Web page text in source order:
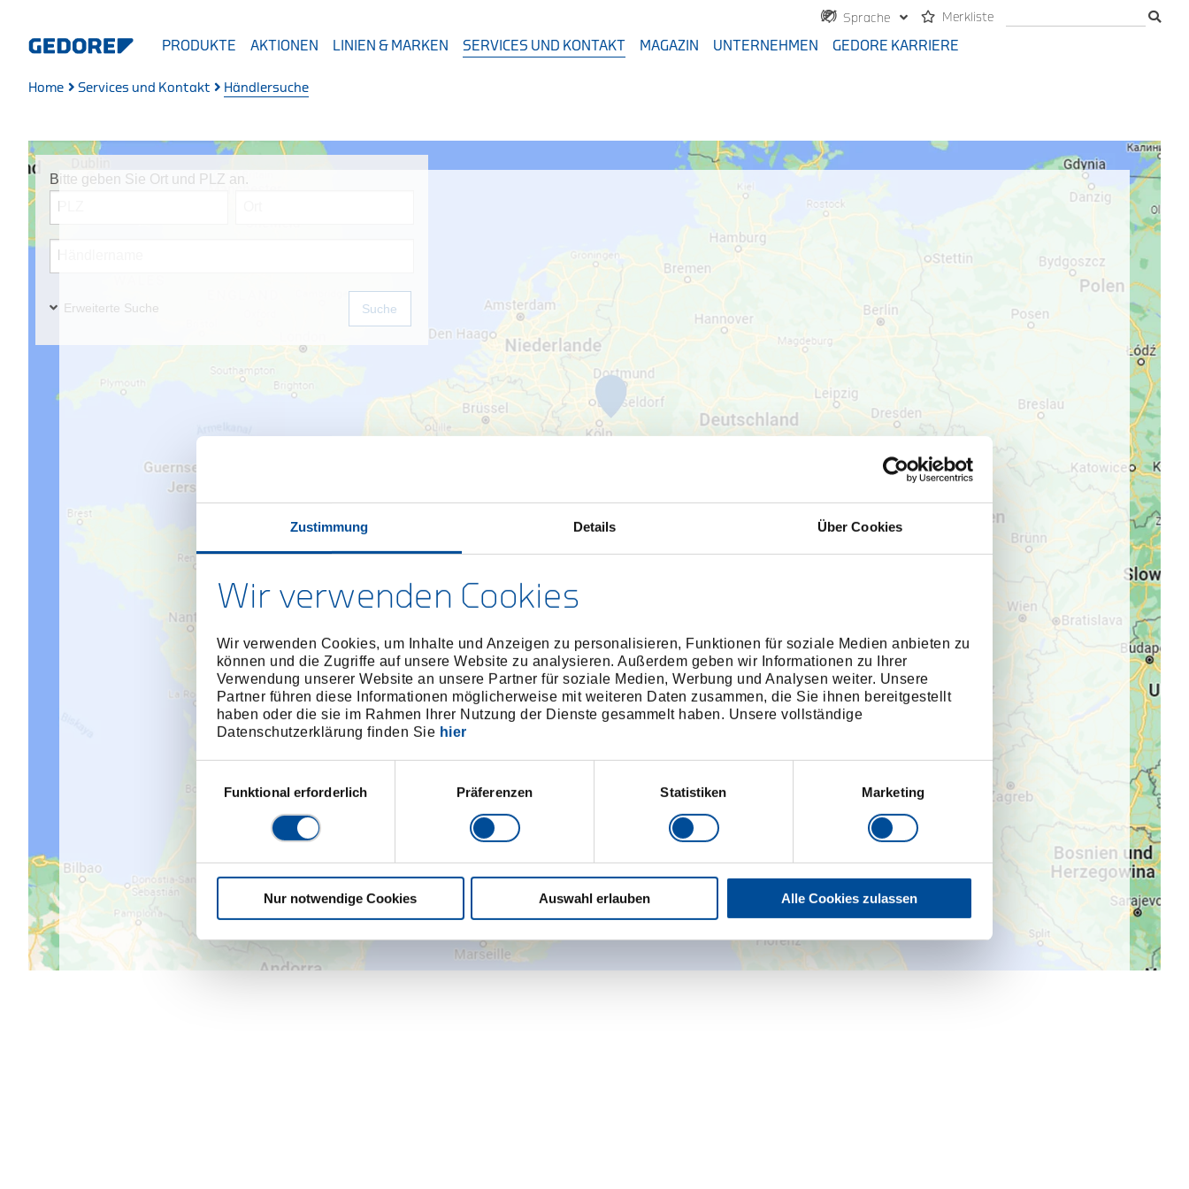
Zustimmung Details Über Cookies
Wir verwenden Cookies
Wir verwenden Cookies, um Inhalte und Anzeigen zu personalisieren, Funktionen für soziale Medien anbieten zu
können und die Zugriffe auf unsere Website zu analysieren. Außerdem geben wir Informationen zu Ihrer
Verwendung unserer Website an unsere Partner für soziale Medien, Werbung und Analysen weiter. Unsere
Partner führen diese Informationen möglicherweise mit weiteren Daten zusammen, die Sie ihnen bereitgestellt
haben oder die sie im Rahmen Ihrer Nutzung der Dienste gesammelt haben. Unsere vollständige
Datenschutzerklärung finden Sie hier
Funktional erforderlich
Präferenzen Statistiken Marketing
Nur notwendige Cookies Auswahl erlauben Alle Cookies zulassen
Sprache Merkliste
PRODUKTE AKTIONEN LINIEN & MARKEN SERVICES UND KONTAKT MAGAZIN UNTERNEHMEN GEDORE KARRIERE
Home Services und Kontakt Händlersuche
GoogleMaps Karten sind deaktiviert.
Bitte stimmen Sie den Marketing
Cookies zu
Bitte geben Sie Ort und PLZ an.
Erweiterte Suche Suche